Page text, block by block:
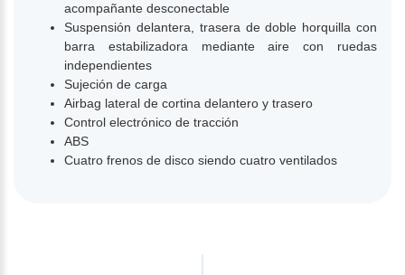
acompañante desconectable
Suspensión delantera, trasera de doble horquilla con
barra estabilizadora mediante aire con ruedas
independientes
Sujeción de carga
Airbag lateral de cortina delantero y trasero
Control electrónico de tracción
ABS
Cuatro frenos de disco siendo cuatro ventilados